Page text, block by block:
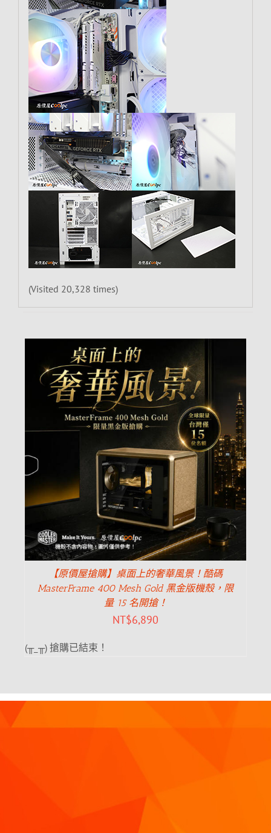
(Visited 20,328 times)
【原價屋搶購】桌面上的奢華風景！酷碼
MasterFrame 400 Mesh Gold 黑金版機殼，限
量 15 名開搶！
NT$6,890
(╥_╥) 搶購已結束！